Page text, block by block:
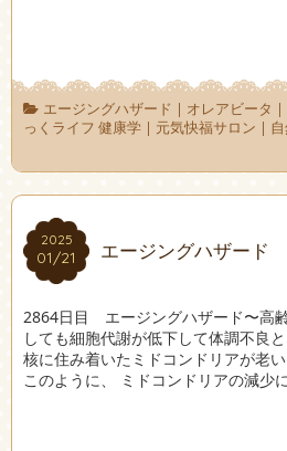
エージングハザード | オレアビータ |
っくライフ 健康学 | 元気快福サロン |
2025
01/21
2025
01/21 エージングハザード
2864日目 エージングハザード〜高
しても細胞代謝が低下して体調不良
核に住み着いたミドコンドリアが老
このように、 ミドコンドリアの減少